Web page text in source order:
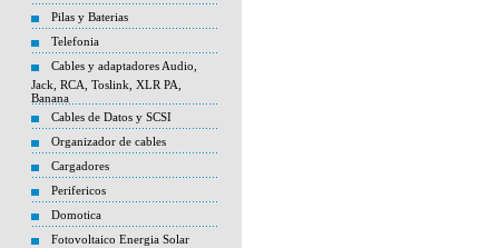
Pilas y Baterias
Telefonia
Cables y adaptadores Audio,
Jack, RCA, Toslink, XLR PA,
Banana
Cables de Datos y SCSI
Organizador de cables
Cargadores
Perifericos
Domotica
Fotovoltaico Energia Solar